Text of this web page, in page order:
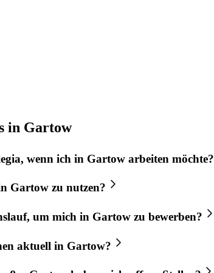
in Gartow
, wenn ich in Gartow arbeiten möchte?
Gartow zu nutzen?
um mich in Gartow zu bewerben?
aktuell in Gartow?